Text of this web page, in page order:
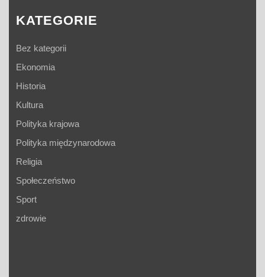
KATEGORIE
Bez kategorii
Ekonomia
Historia
Kultura
Polityka krajowa
Polityka międzynarodowa
Religia
Społeczeństwo
Sport
zdrowie